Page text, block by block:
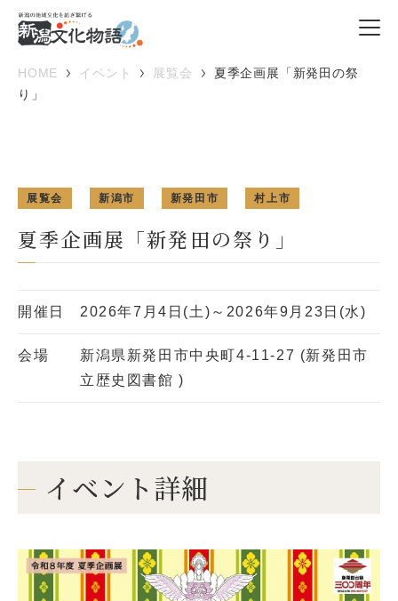
HOME イベント 展覧会
夏季企画展「新発田の祭
り」
展覧会 新潟市 新発田市 村上市
夏季企画展「新発田の祭り」
開催日 2026年7月4日(土)～2026年9月23日(水)
会場
新潟県新発田市中央町4-11-27 (新発田市
立歴史図書館 )
イベント詳細